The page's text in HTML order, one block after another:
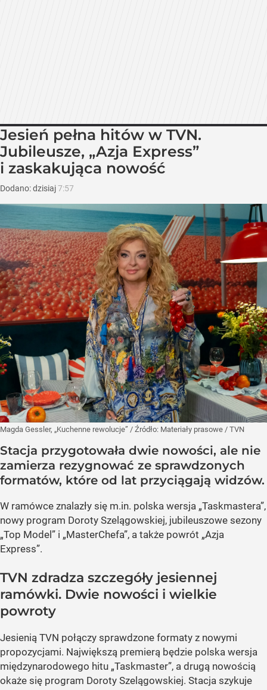
Jesień pełna hitów w TVN.
Jubileusze, „Azja Express”
i zaskakująca nowość
Dodano:dzisiaj7:57
Magda Gessler, „Kuchenne rewolucje” / Źródło: Materiały prasowe / TVN
Stacja przygotowała dwie nowości, ale nie
zamierza rezygnować ze sprawdzonych
formatów, które od lat przyciągają widzów.
W ramówce znalazły się m.in. polska wersja „Taskmastera”,
nowy program Doroty Szelągowskiej, jubileuszowe sezony
„Top Model” i „MasterChefa”, a także powrót „Azja
Express”.
TVN zdradza szczegóły jesiennej
ramówki. Dwie nowości i wielkie
powroty
Jesienią TVN połączy sprawdzone formaty z nowymi
propozycjami. Największą premierą będzie polska wersja
międzynarodowego hitu „Taskmaster”, a drugą nowością
okaże się program Doroty Szelągowskiej. Stacja szykuje